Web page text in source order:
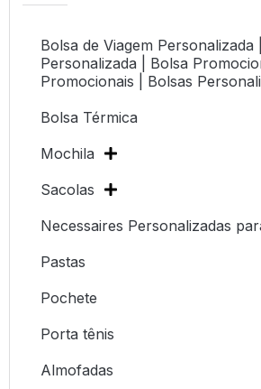
Bolsa de Viagem Personalizada
Personalizada | Bolsa
Promocionais | Bolsas
Bolsa Térmica
Mochila
Sacolas
Necessaires Personalizadas
Pastas
Pochete
Porta tênis
Almofadas